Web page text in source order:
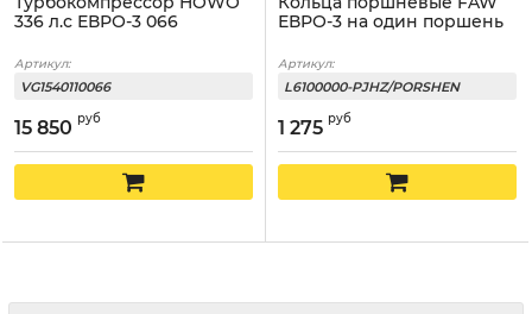
336 л.с ЕВРО-3 066
Артикул:
VG1540110066
15 850 руб
ЕВРО-3 на один поршень
Артикул:
L6100000-PJHZ/PORSHEN
1 275 руб